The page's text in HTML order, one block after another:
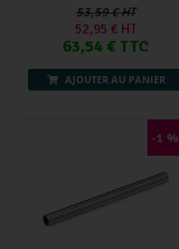
53,59 € HT
52,95 € HT
63,54 € TTC
AJOUTER AU PANIER
-1 %